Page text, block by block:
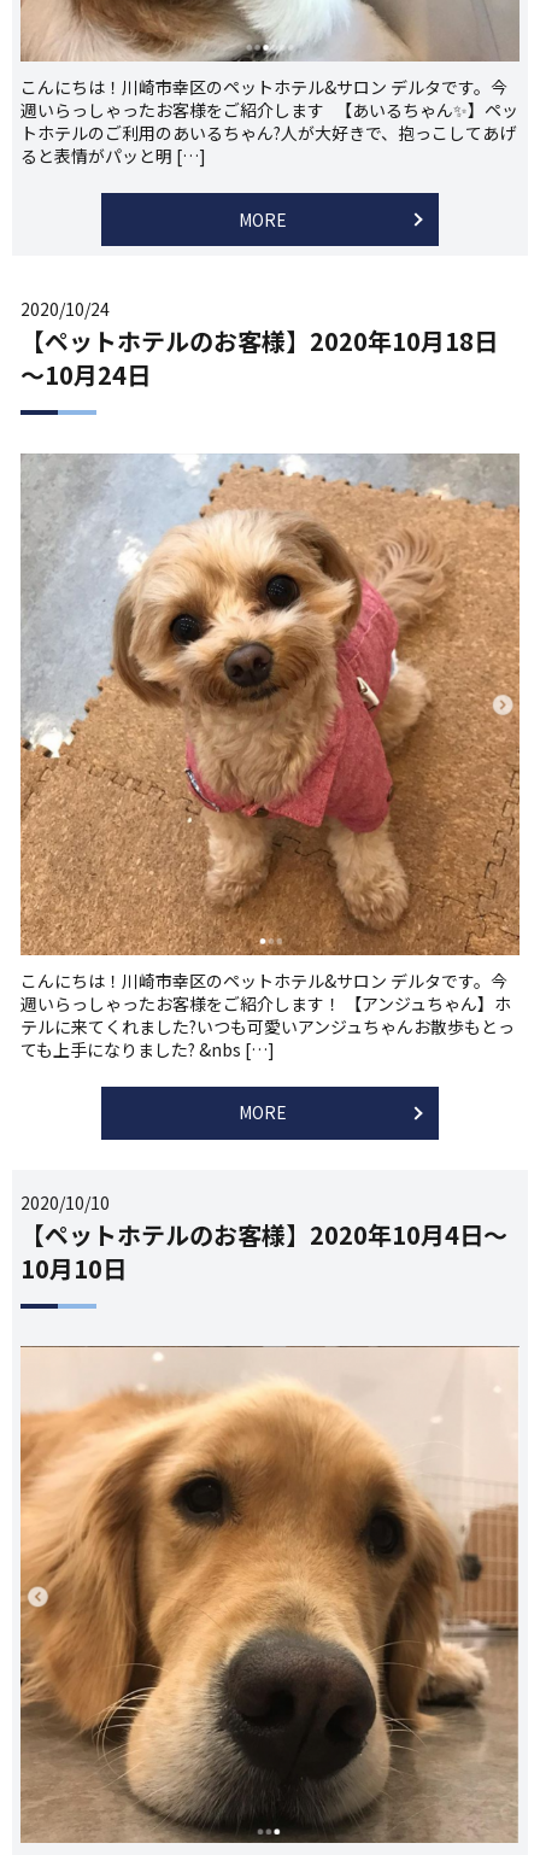
こんにちは！川崎市幸区のペットホテル&サロン デルタです。今
週いらっしゃったお客様をご紹介します 【あいるちゃん✨】ペッ
トホテルのご利用のあいるちゃん?人が大好きで、抱っこしてあげ
ると表情がパッと明 […]
MORE
2020/10/24
【ペットホテルのお客様】2020年10月18日
～10月24日
こんにちは！川崎市幸区のペットホテル&サロン デルタです。今
週いらっしゃったお客様をご紹介します！ 【アンジュちゃん】ホ
テルに来てくれました?いつも可愛いアンジュちゃんお散歩もとっ
ても上手になりました? &nbs […]
MORE
2020/10/10
【ペットホテルのお客様】2020年10月4日～
10月10日